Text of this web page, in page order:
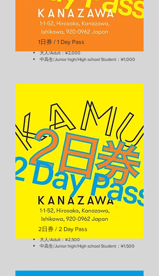
1日券 / 1 Day Pass
大人/Adult：¥2,000
中高生/Junior high/High school Student：¥1,000
2日券 / 2 Day Pass
大人/Adult：¥2,500
中高生/Junior high/High school Student：¥1,500